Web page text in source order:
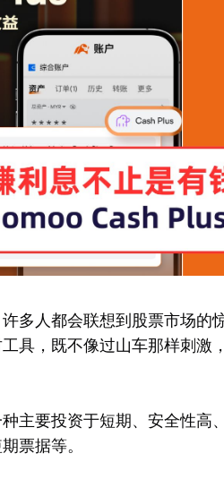
多人都会联想到股票市场的
具，既不像过山车那样刺
主要投资于短期、安全性高
票据等。